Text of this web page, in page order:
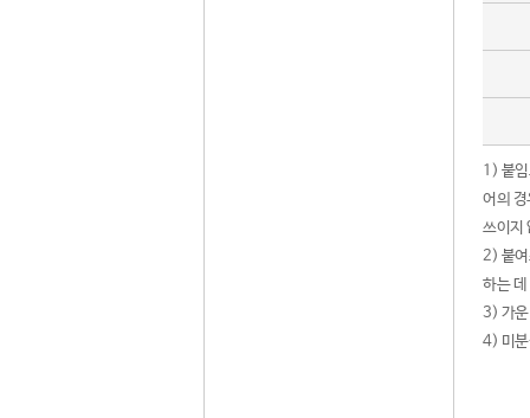
1) 붙
어의
쓰이지
2) 붙여
하는
3) 가운
4) 미분